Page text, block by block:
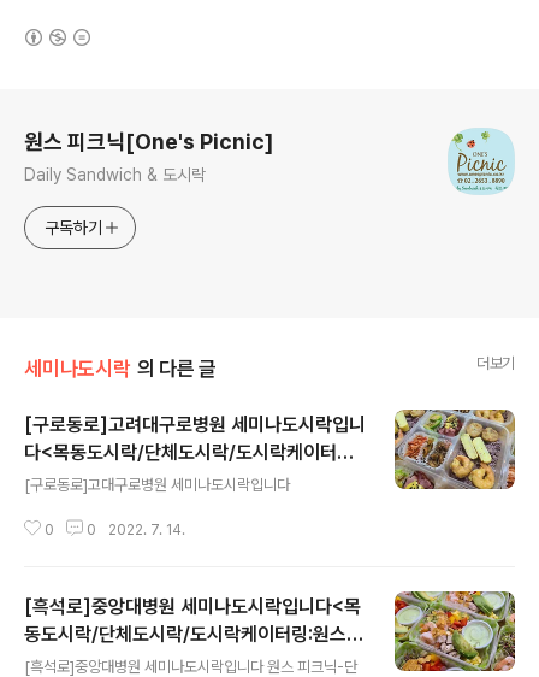
원스 피크닉[One's Picnic]
Daily Sandwich & 도시락
구독하기
세미나도시락 의 다른 글 더보기
[구로동로]고려대구로병원 세미나도시락입니
다<목동도시락/단체도시락/도시락케이터링:
원스피크닉>
[구로동로]고대구로병원 세미나도시락입니다
0 0 2022. 7. 14.
[흑석로]중앙대병원 세미나도시락입니다<목
동도시락/단체도시락/도시락케이터링:원스피
크닉>
[흑석로]중앙대병원 세미나도시락입니다 원스 피크닉-단